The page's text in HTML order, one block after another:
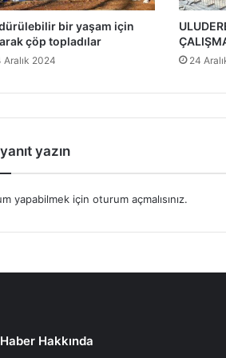
bir yaşam için
çöp topladılar
Aralık 2024 24
yazın
yapabilmek için oturum açmalısınız.
Hakkında